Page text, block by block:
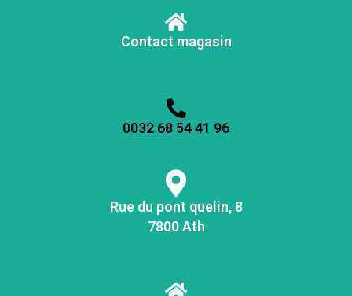
Contact magasin
0032 68 54 41 96
Rue du pont quelin, 8
7800 Ath